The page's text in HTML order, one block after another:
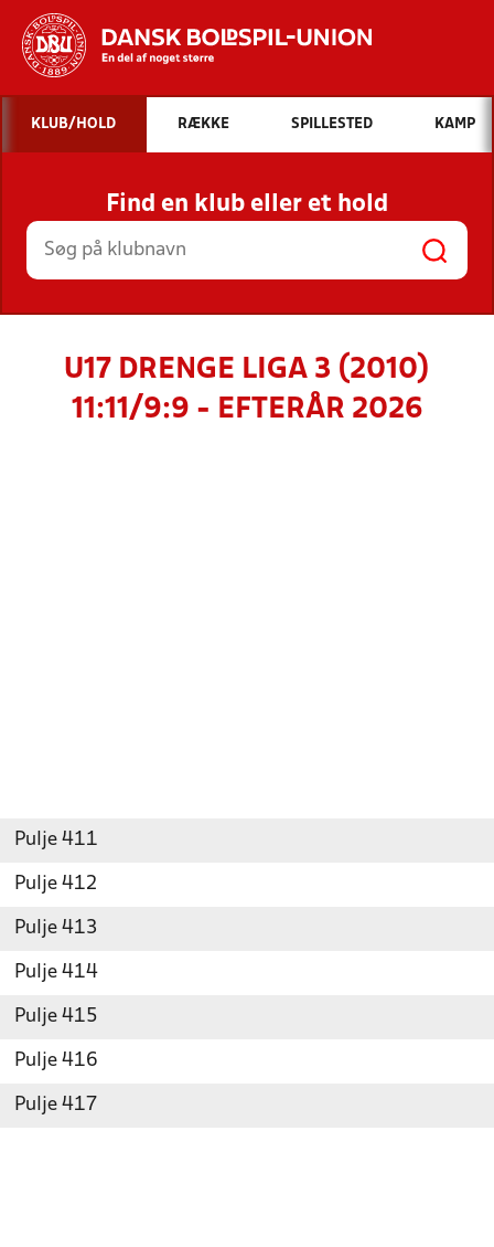
Hvad vil du søge efter?
INDHOLD OG NYHEDER
STILLINGER, RESULTATER, KLUBBER OG
HOLD
KLUB/HOLD RÆKKE SPILLESTED KAMP
Find en klub eller et hold
U17 DRENGE LIGA 3 (2010)
11:11/9:9 - EFTERÅR 2026
Pulje 411
Pulje 412
Pulje 413
Pulje 414
Pulje 415
Pulje 416
Pulje 417